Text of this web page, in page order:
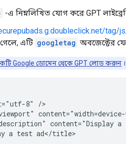
-এ নিম্নলিখিত যোগ করে GPT
tag/
এটি googletag অবজেক্টের
Google ডোমেন থেকে GPT লোড করুন ।
8" />
content="Display a